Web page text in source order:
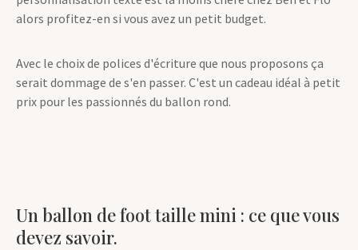
alors profitez-en si vous avez un petit budget.
Avec le choix de polices d'écriture que nous proposons ça
serait dommage de s'en passer. C'est un cadeau idéal à petit
prix pour les passionnés du ballon rond.
Un ballon de foot taille mini : ce que vous
devez savoir.